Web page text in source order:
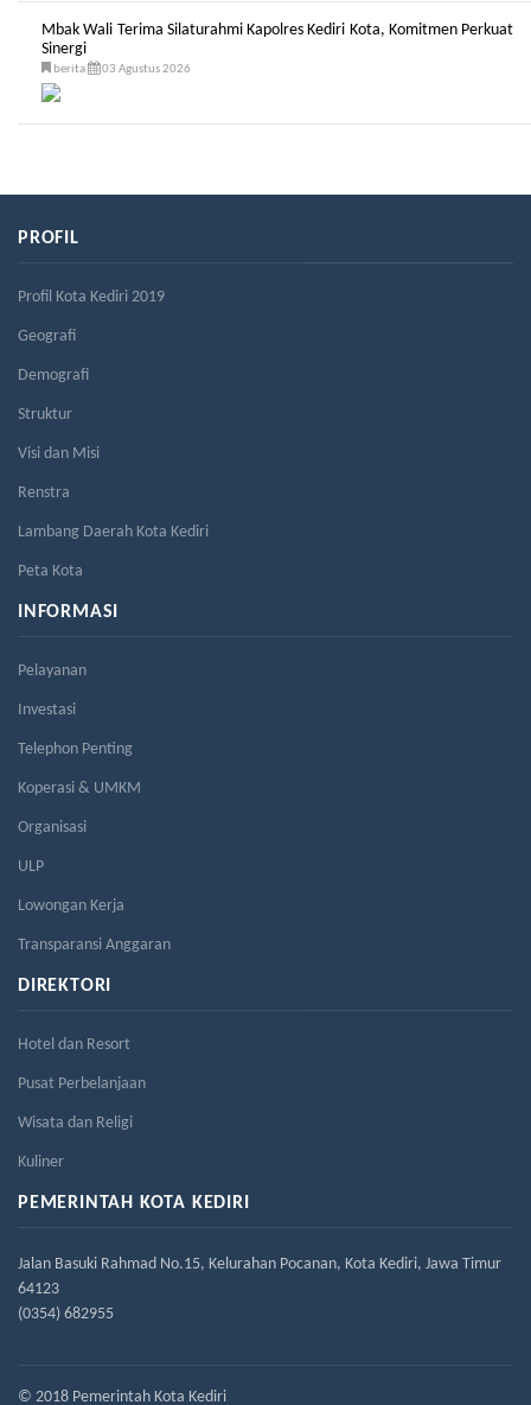
Mbak Wali Terima Silaturahmi Kapolres Kediri Kota, Komitmen Perkuat
Sinergi
berita 03 Agustus 2026
PROFIL
Profil Kota Kediri 2019
Geografi
Demografi
Struktur
Visi dan Misi
Renstra
Lambang Daerah Kota Kediri
Peta Kota
INFORMASI
Pelayanan
Investasi
Telephon Penting
Koperasi & UMKM
Organisasi
ULP
Lowongan Kerja
Transparansi Anggaran
DIREKTORI
Hotel dan Resort
Pusat Perbelanjaan
Wisata dan Religi
Kuliner
PEMERINTAH KOTA KEDIRI
Jalan Basuki Rahmad No.15, Kelurahan Pocanan, Kota Kediri, Jawa Timur
64123
(0354) 682955
© 2018 Pemerintah Kota Kediri